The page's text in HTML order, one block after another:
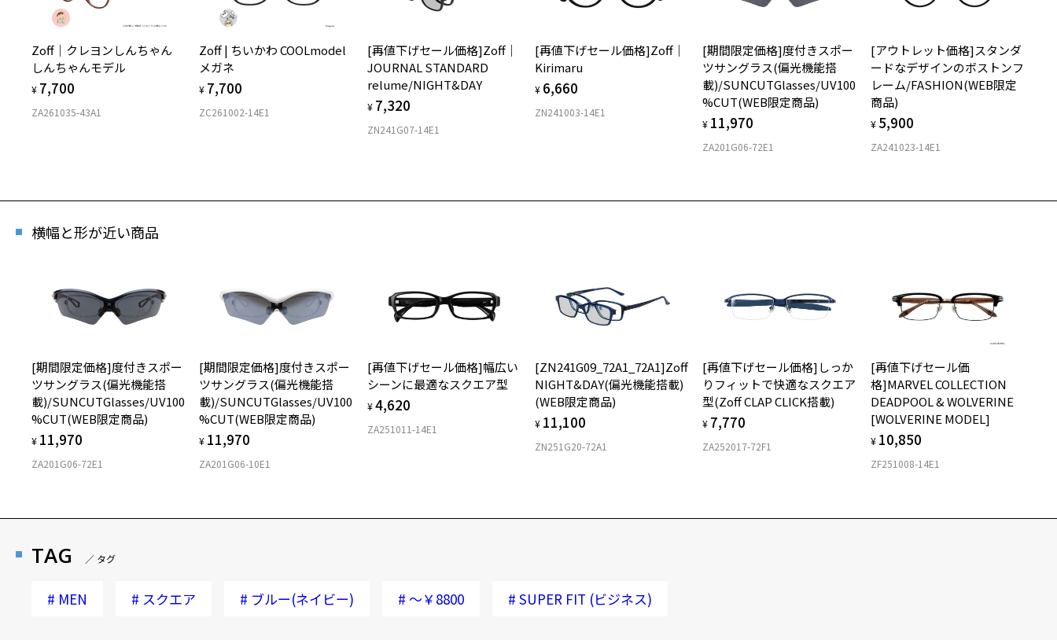
※商品が再入荷された際にメールでお知らせします。
※本サービスは商品の購入をお約束するものではありません。
※「再入荷お知らせメール」はZoffオンラインストアで取り扱っている商品が対象となります。
店舗への再入荷ではございませんのでご了承ください。
※人気商品に関しては、メール配信後、即完売する場合がございます。
フロント素材：ステンレス
Zoff｜クレヨンしんちゃん
しんちゃんモデル
¥ 7,700
ZA261035-43A1
Zoff | ちいかわ COOLmodel
メガネ
¥ 7,700
ZC261002-14E1
[再値下げセール価格]Zoff｜
JOURNAL STANDARD
relume/NIGHT&DAY
¥ 7,320
ZN241G07-14E1
[再値下げセール価格]Zoff｜
Kirimaru
¥ 6,660
ZN241003-14E1
[期間限定価格]度付きスポー
ツサングラス(偏光機能搭
載)/SUNCUTGlasses/UV100
%CUT(WEB限定商品)
¥ 11,970
ZA201G06-72E1
[アウトレット価格]スタンダ
ードなデザインのボストンフ
レーム/FASHION(WEB限定
商品)
¥ 5,900
ZA241023-14E1
横幅と形が近い商品
[期間限定価格]度付きスポー
ツサングラス(偏光機能搭
載)/SUNCUTGlasses/UV100
%CUT(WEB限定商品)
¥ 11,970
ZA201G06-72E1
[期間限定価格]度付きスポー
ツサングラス(偏光機能搭
載)/SUNCUTGlasses/UV100
%CUT(WEB限定商品)
¥ 11,970
ZA201G06-10E1
[再値下げセール価格]幅広い
シーンに最適なスクエア型
¥4,620
ZA251011-14E1
[ZN241G09_72A1_72A1]Zoff
NIGHT&DAY(偏光機能搭載)
(WEB限定商品)
¥ 11,100
ZN251G20-72A1
[再値下げセール価格]しっか
りフィットで快適なスクエア
型(Zoff CLAP CLICK搭載)
¥ 7,770
ZA252017-72F1
[再値下げセール価
格]MARVEL COLLECTION
DEADPOOL & WOLVERINE
[WOLVERINE MODEL]
¥ 10,850
ZF251008-14E1
TAG ／ タグ
# MEN # スクエア # ブルー(ネイビー) # ～￥8800 # SUPER FIT (ビジネス)